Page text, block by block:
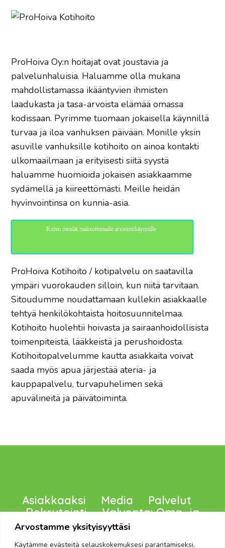
Arvostamme yksityisyyttäsi
Käytämme evästeitä selauskokemuksesi parantamiseksi,
ProHoiva Oy:n hoitajat ovat joustavia ja
palvelunhaluisia. Haluamme olla mukana
mahdollistamassa ikääntyvien ihmisten
laadukasta ja tasa-arvoista elämää omassa
kodissaan. Pyrimme tuomaan jokaisella käynnillä
turvaa ja iloa vanhuksen päivään. Monille yksin
asuville vanhuksille kotihoito on ainoa kontakti
ulkomaailmaan ja erityisesti siitä syystä
haluamme huomioida jokaisen asiakkaamme
sydämellä ja kiireettömästi. Meille heidän
hyvinvointinsa on kunnia-asia.
Kutsu meidät maksuttomalle arviointikäynnille
ProHoiva Kotihoito / kotipalvelu on saatavilla
ympäri vuorokauden silloin, kun niitä tarvitaan.
Sitoudumme noudattamaan kullekin asiakkaalle
tehtyä henkilökohtaista hoitosuunnitelmaa.
Kotihoito huolehtii hoivasta ja sairaanhoidollisista
toimenpiteistä, lääkkeistä ja perushoidosta.
Kotihoitopalvelumme kautta asiakkaita voivat
saada myös apua järjestää ateria- ja
kauppapalvelu, turvapuhelimen sekä
apuvälineitä ja päivätoiminta.
Asiakkaaksi Media
Palvelut
Rekrytointi
Valvonta: Oma -ja
Viranomaiset, Tietosuoja